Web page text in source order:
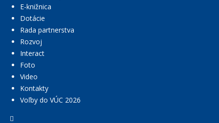
E-knižnica
Dotácie
Rada partnerstva
Rozvoj
Interact
Foto
Video
Kontakty
Voľby do VÚC 2026